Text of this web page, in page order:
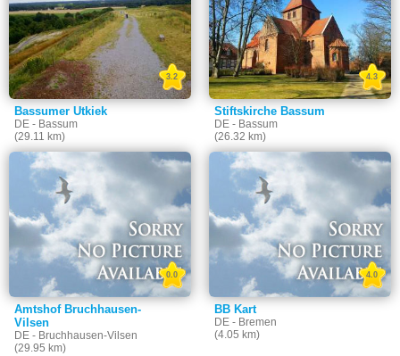
Bassumer Utkiek
DE - Bassum
(29.11 km)
3.2
Stiftskirche Bassum
DE - Bassum
(26.32 km)
4.3
Amtshof Bruchhausen-
Vilsen
DE - Bruchhausen-Vilsen
(29.95 km)
0.0
BB Kart
DE - Bremen
(4.05 km)
4.0